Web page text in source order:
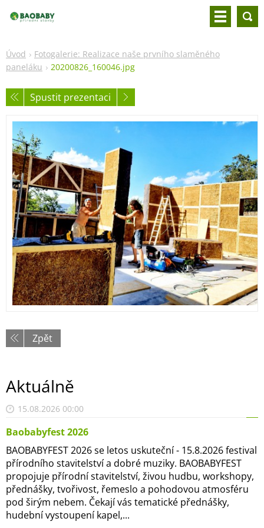
Úvod
Fotogalerie: Realizace naše prvního slaměného
paneláku
20200826_160046.jpg
Spustit prezentaci
Zpět
Aktuálně
15.08.2026 00:00
Baobabyfest 2026
BAOBABYFEST 2026 se letos uskuteční - 15.8.2026 festival
přírodního stavitelství a dobré muziky. BAOBABYFEST
propojuje přírodní stavitelství, živou hudbu, workshopy,
přednášky, tvořivost, řemeslo a pohodovou atmosféru
pod širým nebem. Čekají vás tematické přednášky,
hudební vystoupení kapel,...